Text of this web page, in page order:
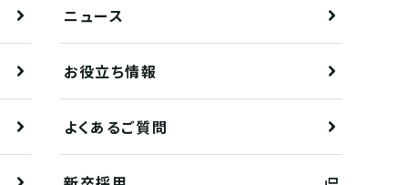
ニュース
お役立ち情報
よくあるご質問